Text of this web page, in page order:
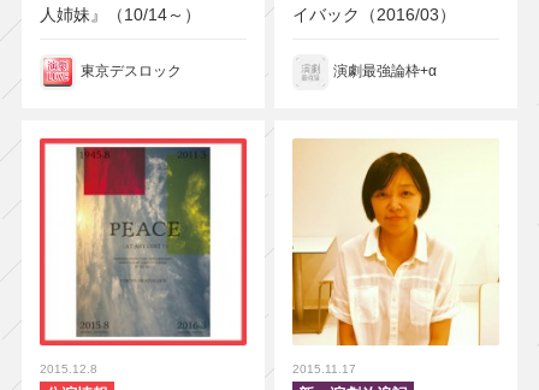
人姉妹』（10/14～）
東京デスロック
イバック（2016/03）
演劇最強論枠+α
2015.12.8 2015.11.17